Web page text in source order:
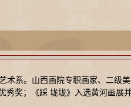
系。山西画院专职画家、二级
秀奖；《踩 垅垅》入选黄河画